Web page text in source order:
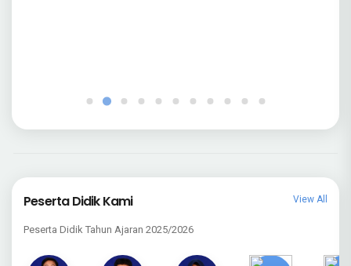
Peserta Didik Kami View All
Peserta Didik Tahun Ajaran 2025/2026